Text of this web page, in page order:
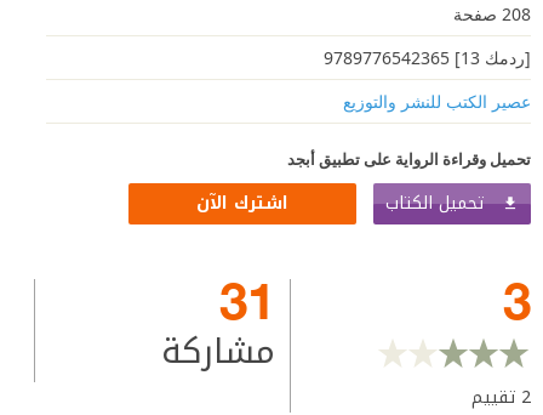
208 صفحة
[ردمك 13] 9789776542365
عصير الكتب للنشر والتوزيع
تحميل وقراءة الرواية على تطبيق أبجد
تحميل الكتاب اشترك الآن
3
2 تقييم
31
مشاركة